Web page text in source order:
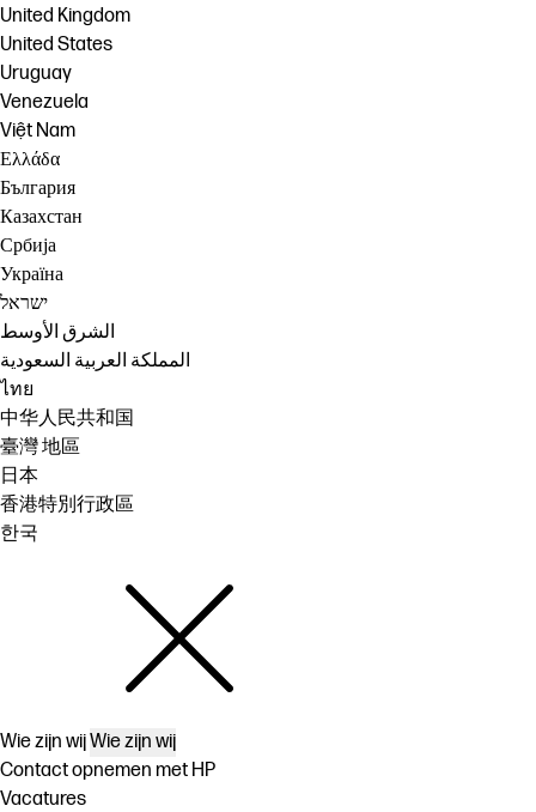
United Kingdom
United States
Uruguay
Venezuela
Việt Nam
Ελλάδα
България
Казахстан
Србија
Україна
ישראל
الشرق الأوسط
المملكة العربية السعودية
ไทย
中华人民共和国
臺灣 地區
日本
香港特別行政區
한국
Wie zijn wijWie zijn wij
Contact opnemen met HP
Vacatures